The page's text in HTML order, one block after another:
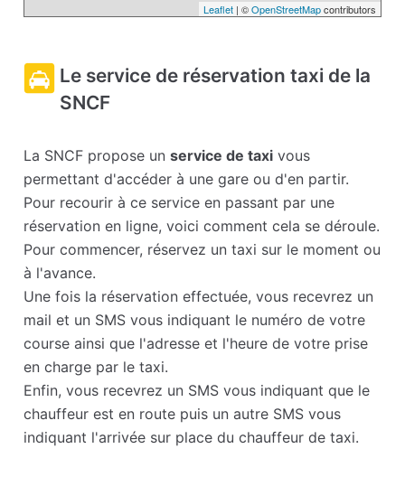
Leaflet| ©OpenStreetMapcontributors
Le service de réservation taxi de la
SNCF
La SNCF propose unservice de taxi vous
permettant d'accéder à une gare ou d'en partir.
Pour recourir à ce service en passant par une
réservation en ligne, voici comment cela se déroule.
Pour commencer, réservez un taxi sur le moment ou
à l'avance.
Une fois la réservation effectuée, vous recevrez un
mail et un SMS vous indiquant le numéro de votre
course ainsi que l'adresse et l'heure de votre prise
en charge par le taxi.
Enfin, vous recevrez un SMS vous indiquant que le
chauffeur est en route puis un autre SMS vous
indiquant l'arrivée sur place du chauffeur de taxi.